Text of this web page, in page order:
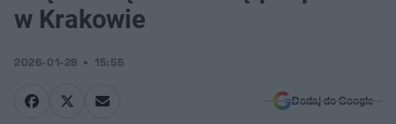
w Krakowie
2026-01-28 15:55
Dodaj do Google